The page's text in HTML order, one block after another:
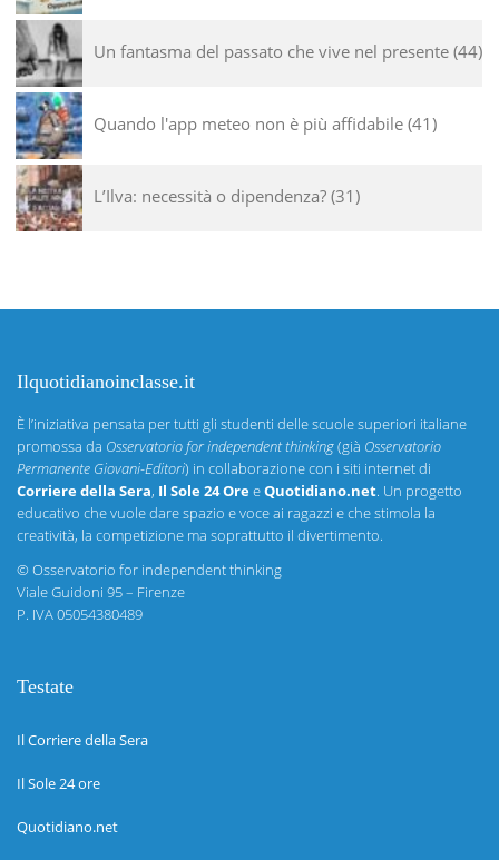
Un fantasma del passato che vive nel presente 44
Quando l'app meteo non è più affidabile 41
L’Ilva: necessità o dipendenza? 31
Ilquotidianoinclasse.it
È l’iniziativa pensata per tutti gli studenti delle scuole superiori italiane
promossa da Osservatorio for independent thinking(già Osservatorio
Permanente Giovani-Editori) in collaborazione con i siti internet di
Corriere della Sera, Il Sole 24 OreeQuotidiano.net. Un progetto
educativo che vuole dare spazio e voce ai ragazzi e che stimola la
creatività, la competizione ma soprattutto il divertimento.
©Osservatorio for independent thinking
Viale Guidoni 95 – Firenze
P. IVA 05054380489
Testate
Il Corriere della Sera
Il Sole 24 ore
Quotidiano.net